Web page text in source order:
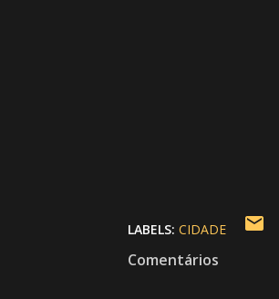
LABELS: CIDADE
Comentários